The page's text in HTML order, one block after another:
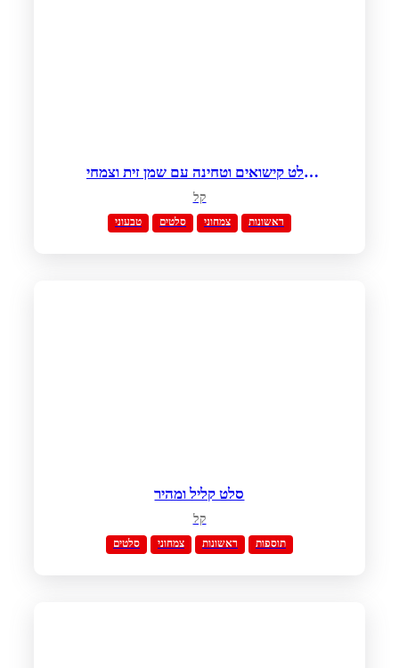
סלט קישואים וטחינה עם שמן זית וצמחי
תבלין
קל
טבעוני סלטים צמחוני ראשונות
סלט קליל ומהיר
קל
סלטים צמחוני ראשונות תוספות